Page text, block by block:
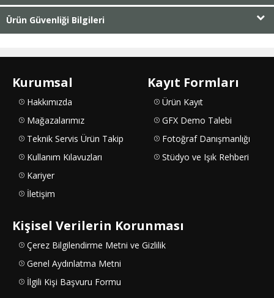
Ürün Güvenliği Bilgileri
Kurumsal
Hakkımızda
Mağazalarımız
Teknik Servis Ürün Takip
Kullanım Kılavuzları
Kariyer
İletişim
Kayıt Formları
Ürün Kayıt
GFX Demo Talebi
Fotoğraf Danışmanlığı
Stüdyo ve Işık Rehberi
Kişisel Verilerin Korunması
Çerez Bilgilendirme Metni ve Gizlilik
Genel Aydınlatma Metni
İlgili Kişi Başvuru Formu